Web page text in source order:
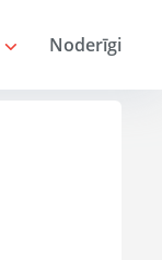
Noderīgi